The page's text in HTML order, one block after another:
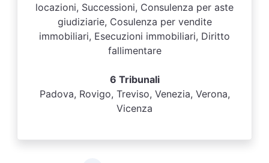
locazioni, Successioni, Consulenza per aste
giudiziarie, Cosulenza per vendite
immobiliari, Esecuzioni immobiliari, Diritto
fallimentare
6 Tribunali
Padova, Rovigo, Treviso, Venezia, Verona,
Vicenza